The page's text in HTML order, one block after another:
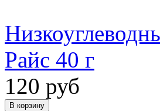
Райс 40 г
120 руб